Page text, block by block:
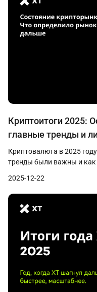
Криптоитоги 2025:
главные тренды и
Криптовалюта в 2025
тренды были важны и как
2025-12-22